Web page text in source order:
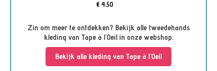
€ 4,50
Zin om meer te ontdekken? Bekijk alle tweedehands
kleding van Tape à l'Oeil in onze webshop.
Bekijk alle kleding van Tape à l'Oeil